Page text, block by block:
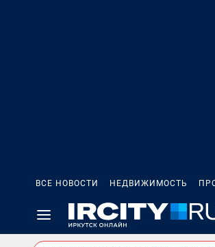
ВСЕ НОВОСТИ НЕДВИЖИМОСТЬ